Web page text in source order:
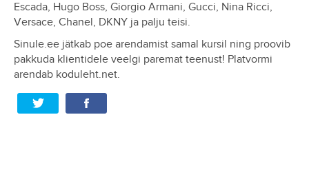
Escada, Hugo Boss, Giorgio Armani, Gucci, Nina Ricci,
Versace, Chanel, DKNY ja palju teisi.
Sinule.ee jätkab poe arendamist samal kursil ning proovib
pakkuda klientidele veelgi paremat teenust! Platvormi
arendab koduleht.net.